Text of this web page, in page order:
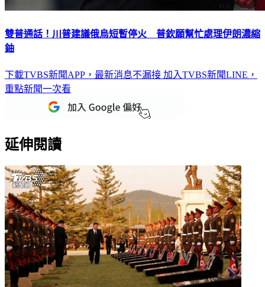
雙普通話！川普建議俄烏短暫停火 普欽願幫忙處理伊朗濃縮
鈾
下載TVBS新聞APP，最新消息不漏接 加入TVBS新聞LINE，
重點新聞一次看
延伸閱讀